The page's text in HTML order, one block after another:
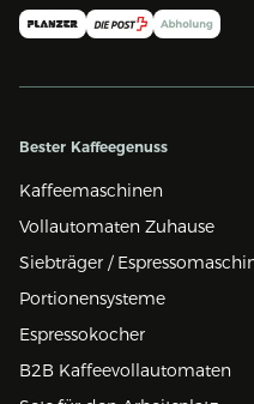
Bester Kaffeegenuss
Kaffeemaschinen
Vollautomaten Zuhause
Siebträger /
Portionensysteme
Espressokocher
B2B Kaffeevollautomaten